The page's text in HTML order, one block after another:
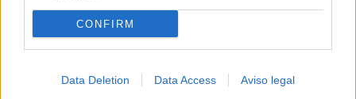
CONFIRM
Data Deletion Data Access Aviso legal